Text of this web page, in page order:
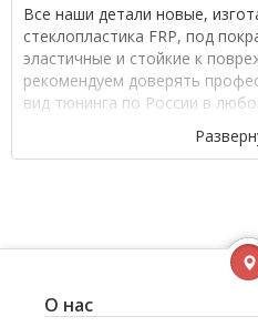
Все наши детали новые,
стеклопластика FRP, под
эластичные и стойкие к
рекомендуем доверять
вид тюнинга по России в
О нас